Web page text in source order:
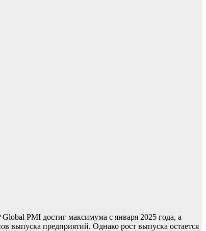
PMI достиг максимума с января 2025 года, а
выпуска предприятий. Однако рост выпуска остается